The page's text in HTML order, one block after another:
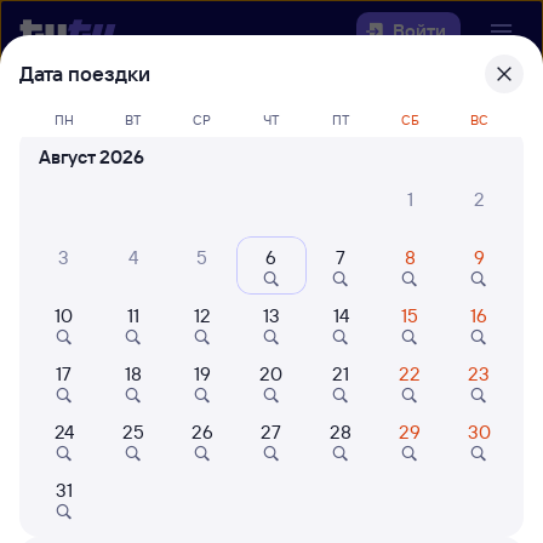
Войти
Выберите день, чтобы найтиж/д
билеты Сенная — Варениковская
42 млн путешествуют с
Когда
Кто едет
Дата поездки
ПН ВТ СР ЧТ ПТ СБ ВС
Август 2026
1
2
3 4 5 6 7 8 9
10 11 12 13 14 15 16
17 18 19 20 21 22 23
24 25 26 27 28 29 30
31